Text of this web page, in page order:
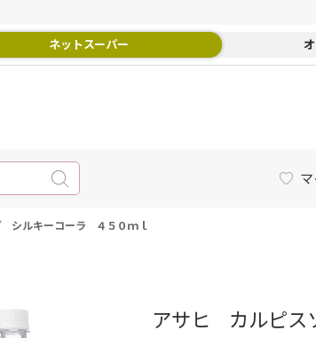
ネットスーパー
シルキーコーラ ４５０ｍｌ
アサヒ カルピス